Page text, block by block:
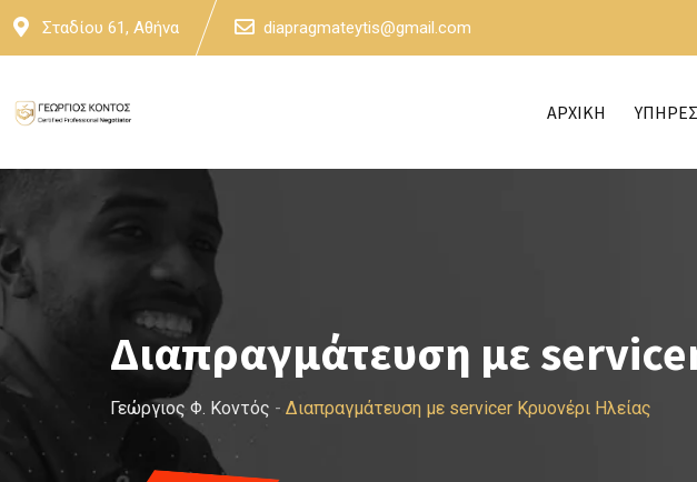
Skip
Σταδίου 61, Αθήνα diapragmateytis@gmail.com
ΑΡΧΙΚΗ
Διαπραγμάτευση με
Γεώργιος Φ. Κοντός - Διαπραγμάτευση με servicer Κρυονέρι Ηλείας